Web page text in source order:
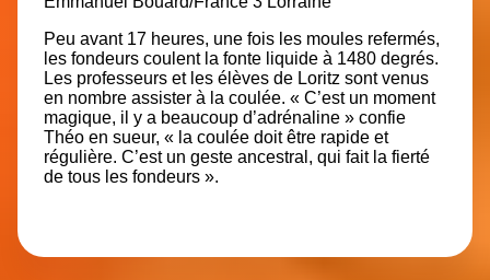
Peu avant 17 heures, une fois les moules refermés,
les fondeurs coulent la fonte liquide à 1480 degrés.
Les professeurs et les élèves de Loritz sont venus
en nombre assister à la coulée. « C’est un moment
magique, il y a beaucoup d’adrénaline » confie
Théo en sueur, « la coulée doit être rapide et
régulière. C’est un geste ancestral, qui fait la fierté
de tous les fondeurs ».